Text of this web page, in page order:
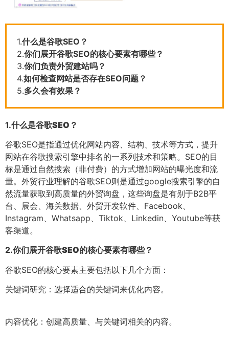
1.什么是谷歌SEO？
2.你们展开谷歌SEO的核心要素有哪些？
3.你们负责外贸建站吗？
4.如何检查网站是否存在SEO问题？
5.多久会有效果？
1.什么是谷歌SEO？
谷歌SEO是指通过优化网站内容、结构、技术等方式，提升
网站在谷歌搜索引擎中排名的一系列技术和策略。SEO的目
标是通过自然搜索（非付费）的方式增加网站的曝光度和流
量。外贸行业理解的谷歌SEO则是通过google搜索引擎的自
然流量获取到高质量的外贸询盘，这些询盘是有别于B2B平
台、展会、海关数据、外贸开发软件、Facebook、
Instagram、Whatsapp、Tiktok、Linkedin、Youtube等获
客渠道。
2.你们展开谷歌SEO的核心要素有哪些？
谷歌SEO的核心要素主要包括以下几个方面：
关键词研究：选择适合的关键词来优化内容。
内容优化：创建高质量、与关键词相关的内容。